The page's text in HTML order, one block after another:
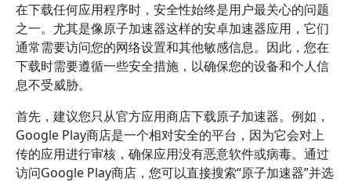
在下载任何应用程序时，安全性始终是用户最关心的问题
之一。尤其是像原子加速器这样的安卓加速器应用，它们
通常需要访问您的网络设置和其他敏感信息。因此，您在
下载时需要遵循一些安全措施，以确保您的设备和个人信
息不受威胁。
首先，建议您只从官方应用商店下载原子加速器。例如，
Google Play商店是一个相对安全的平台，因为它会对上
传的应用进行审核，确保应用没有恶意软件或病毒。通过
访问Google Play商店，您可以直接搜索“原子加速器”并选